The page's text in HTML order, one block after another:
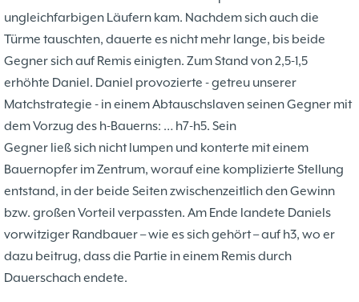
ungleichfarbigen Läufern kam. Nachdem sich auch die
Türme tauschten, dauerte es nicht mehr lange, bis beide
Gegner sich auf Remis einigten. Zum Stand von 2,5-1,5
erhöhte Daniel. Daniel provozierte - getreu unserer
Matchstrategie - in einem Abtauschslaven seinen Gegner mit
dem Vorzug des h-Bauerns: … h7-h5. Sein
Gegner ließ sich nicht lumpen und konterte mit einem
Bauernopfer im Zentrum, worauf eine komplizierte Stellung
entstand, in der beide Seiten zwischenzeitlich den Gewinn
bzw. großen Vorteil verpassten. Am Ende landete Daniels
vorwitziger Randbauer – wie es sich gehört – auf h3, wo er
dazu beitrug, dass die Partie in einem Remis durch
Dauerschach endete.